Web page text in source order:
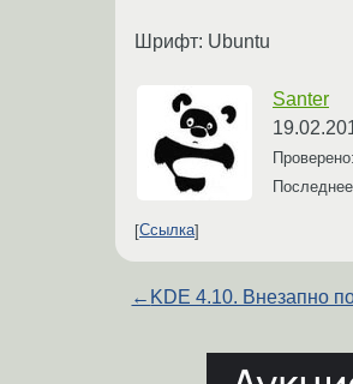
Шрифт: Ubuntu
Santer
Проверено:
Ссылка
← KDE 4.10. Внезапно